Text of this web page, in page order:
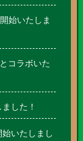
始いたしま
コラボいた
した！
いたしまし